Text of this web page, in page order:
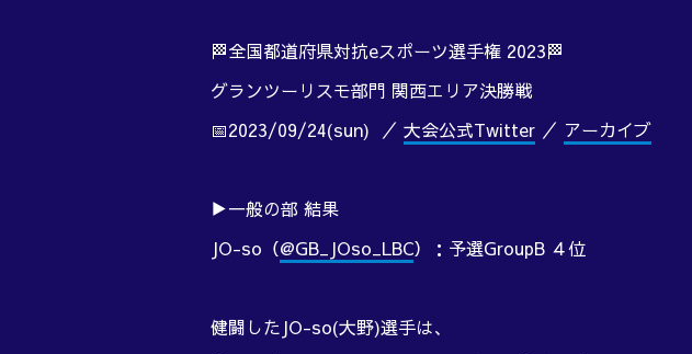
🏁全国都道府県対抗eスポーツ選手権 2023🏁
グランツーリスモ部門 関西エリア決勝戦
📅2023/09/24(sun) ／ 大会公式Twitter ／ アーカイブ
▶一般の部 結果
JO-so（@GB_JOso_LBC）：予選GroupB ４位
健闘したJO-so(大野)選手は、